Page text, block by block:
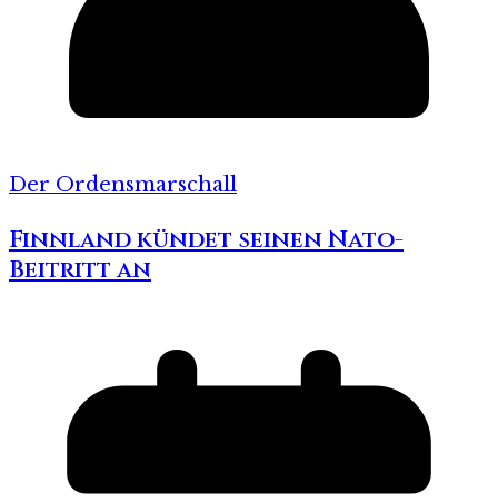
Der Ordensmarschall
Finnland kündet seinen Nato-
Beitritt an